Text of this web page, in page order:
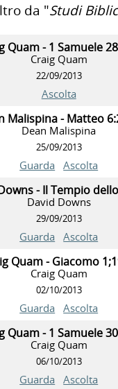
da "Studi
Quam - 1 Samuele
Craig Quam
22/09/2013
Ascolta
Malispina - Matteo
Dean Malispina
25/09/2013
Guarda Ascolta
- Il Tempio
David Downs
29/09/2013
Guarda Ascolta
Quam - Giacomo
Craig Quam
02/10/2013
Guarda Ascolta
Quam - 1 Samuele
Craig Quam
06/10/2013
Guarda Ascolta